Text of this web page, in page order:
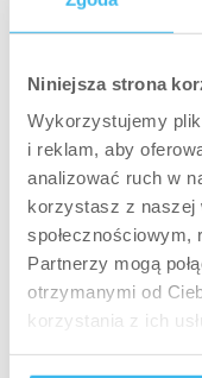
Niniejsza strona
Wykorzystujemy
i reklam, aby
analizować ruch w
korzystasz z naszej
Partnerzy mogą
otrzymanymi od
korzystania z ich
Pełne białko 12